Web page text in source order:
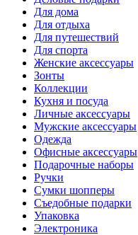
Для дома
Для отдыха
Для путешествий
Для спорта
Женские аксессуары
Зонты
Коллекции
Кухня и посуда
Личные аксессуары
Мужские аксессуары
Одежда
Офисные аксессуары
Подарочные наборы
Ручки
Сумки шопперы
Съедобные подарки
Упаковка
Электроника